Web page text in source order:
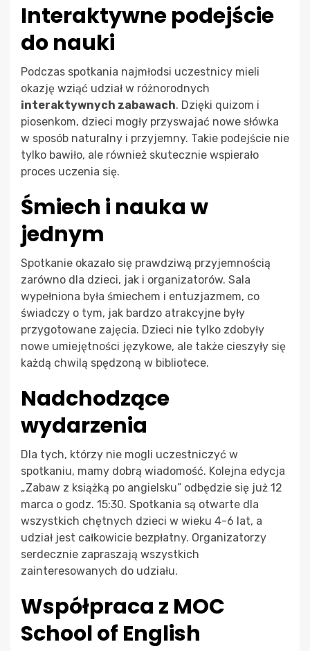
Interaktywne podejście
do nauki
Podczas spotkania najmłodsi uczestnicy mieli
okazję wziąć udział w różnorodnych
interaktywnych zabawach. Dzięki quizom i
piosenkom, dzieci mogły przyswajać nowe słówka
w sposób naturalny i przyjemny. Takie podejście nie
tylko bawiło, ale również skutecznie wspierało
proces uczenia się.
Śmiech i nauka w
jednym
Spotkanie okazało się prawdziwą przyjemnością
zarówno dla dzieci, jak i organizatorów. Sala
wypełniona była śmiechem i entuzjazmem, co
świadczy o tym, jak bardzo atrakcyjne były
przygotowane zajęcia. Dzieci nie tylko zdobyły
nowe umiejętności językowe, ale także cieszyły się
każdą chwilą spędzoną w bibliotece.
Nadchodzące
wydarzenia
Dla tych, którzy nie mogli uczestniczyć w
spotkaniu, mamy dobrą wiadomość. Kolejna edycja
„Zabaw z książką po angielsku” odbędzie się już 12
marca o godz. 15:30. Spotkania są otwarte dla
wszystkich chętnych dzieci w wieku 4-6 lat, a
udział jest całkowicie bezpłatny. Organizatorzy
serdecznie zapraszają wszystkich
zainteresowanych do udziału.
Współpraca z MOC
School of English